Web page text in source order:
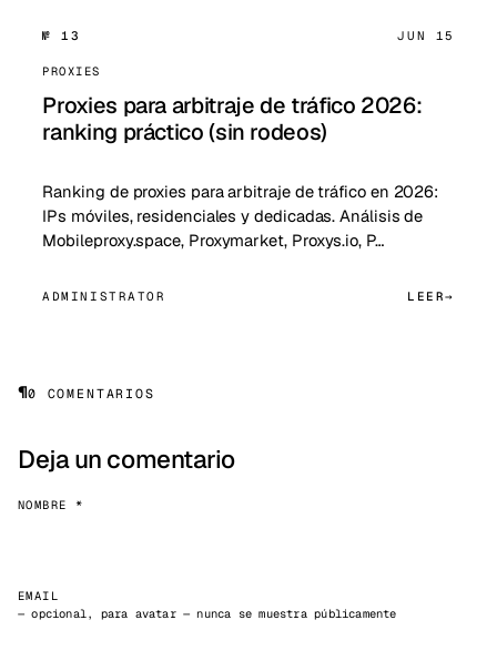
№ 13 JUN 15
PROXIES
Proxies para arbitraje de tráfico 2026:
ranking práctico (sin rodeos)
Ranking de proxies para arbitraje de tráfico en 2026:
IPs móviles, residenciales y dedicadas. Análisis de
Mobileproxy.space, Proxymarket, Proxys.io, P…
ADMINISTRATOR LEER
¶0 COMENTARIOS
Deja un comentario
NOMBRE *
EMAIL
— opcional, para avatar — nunca se muestra públicamente